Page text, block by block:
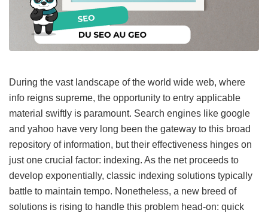
During the vast landscape of the world wide web, where
info reigns supreme, the opportunity to entry applicable
material swiftly is paramount. Search engines like google
and yahoo have very long been the gateway to this broad
repository of information, but their effectiveness hinges on
just one crucial factor: indexing. As the net proceeds to
develop exponentially, classic indexing solutions typically
battle to maintain tempo. Nonetheless, a new breed of
solutions is rising to handle this problem head-on: quick